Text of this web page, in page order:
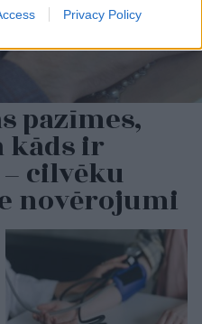
Privacy Policy
pazīmes,
kāds ir
cilvēku
novērojumi